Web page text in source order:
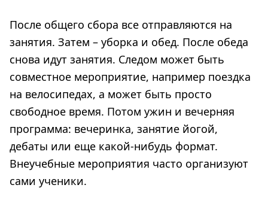
После общего сбора все отправляются на
занятия. Затем – уборка и обед. После обеда
снова идут занятия. Следом может быть
совместное мероприятие, например поездка
на велосипедах, а может быть просто
свободное время. Потом ужин и вечерняя
программа: вечеринка, занятие йогой,
дебаты или еще какой-нибудь формат.
Внеучебные мероприятия часто организуют
сами ученики.